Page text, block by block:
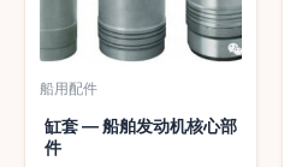
船用配件
缸套 — 船舶发动机核心部
件